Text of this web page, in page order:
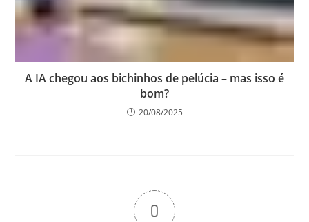
A IA chegou aos bichinhos de pelúcia – mas isso é
bom?
20/08/2025
0